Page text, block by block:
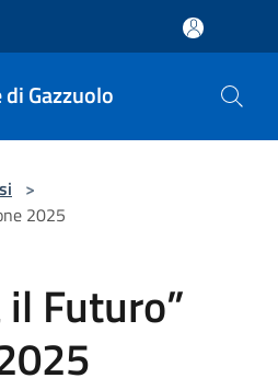
Gazzuolo
>
2025
Futuro”